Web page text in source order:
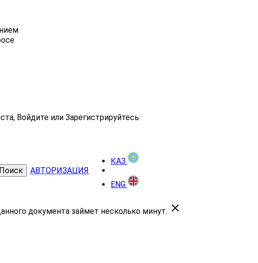
Войдите или Зарегистрируйтесь
Поиск АВТОРИЗАЦИЯ
КАЗ
ENG
документа займет несколько минут.